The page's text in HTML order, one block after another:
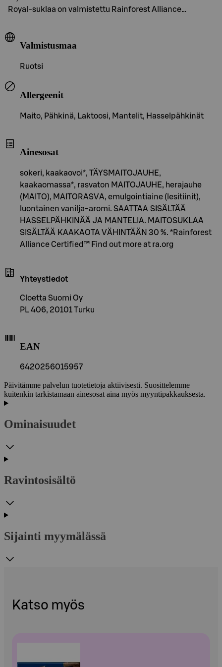
Royal-suklaa on valmistettu Rainforest Alliance…
Valmistusmaa
Ruotsi
Allergeenit
Maito, Pähkinä, Laktoosi, Mantelit, Hasselpähkinät
Ainesosat
sokeri, kaakaovoi*, TÄYSMAITOJAUHE,
kaakaomassa*, rasvaton MAITOJAUHE, herajauhe
(MAITO), MAITORASVA, emulgointiaine (lesitiinit),
luontainen vanilja-aromi. SAATTAA SISÄLTÄÄ
HASSELPÄHKINÄÄ JA MANTELIA. MAITOSUKLAA
SISÄLTÄÄ KAAKAOTA VÄHINTÄÄN 30 %. *Rainforest
Alliance Certified™ Find out more at ra.org
Yhteystiedot
Cloetta Suomi Oy
PL 406, 20101 Turku
EAN
6420256015957
Päivitämme palvelun tuotetietoja aktiivisesti. Suosittelemme
kuitenkin tarkistamaan ainesosat aina myös myyntipakkauksesta.
Ominaisuudet
Ravintosisältö
Sijainti myymälässä
Katso myös